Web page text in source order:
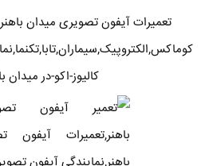
تعمیرات آیفون تصویری میدان
کالیوز-اکو-در میدان